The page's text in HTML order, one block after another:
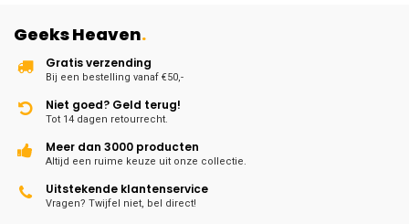
Geeks Heaven.
Gratis verzending
Bij een bestelling vanaf €50,-
Niet goed? Geld terug!
Tot 14 dagen retourrecht.
Meer dan 3000 producten
Altijd een ruime keuze uit onze collectie.
Uitstekende klantenservice
Vragen? Twijfel niet, bel direct!